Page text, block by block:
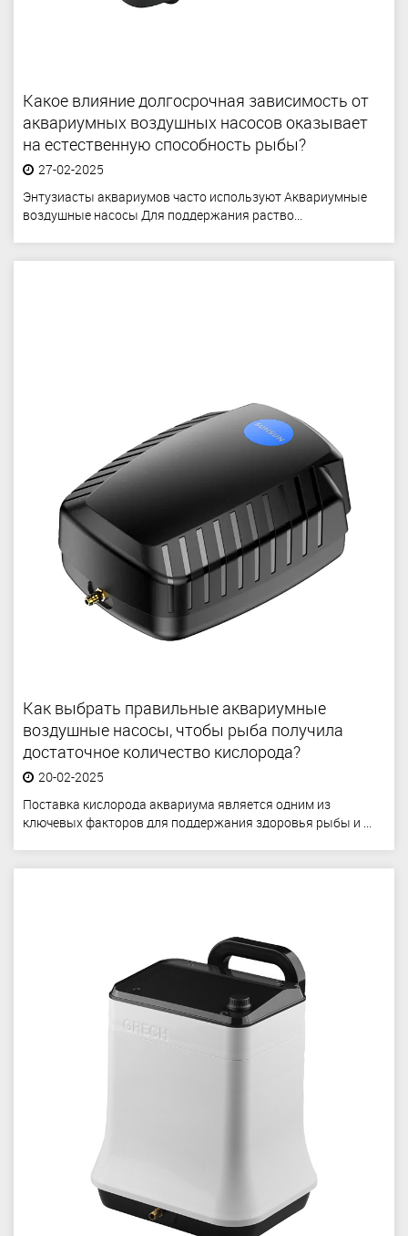
Какое влияние долгосрочная зависимость от
аквариумных воздушных насосов оказывает
на естественную способность рыбы?
27-02-2025
Энтузиасты аквариумов часто используют Аквариумные
воздушные насосы Для поддержания раство...
Как выбрать правильные аквариумные
воздушные насосы, чтобы рыба получила
достаточное количество кислорода?
20-02-2025
Поставка кислорода аквариума является одним из
ключевых факторов для поддержания здоровья рыбы и ...